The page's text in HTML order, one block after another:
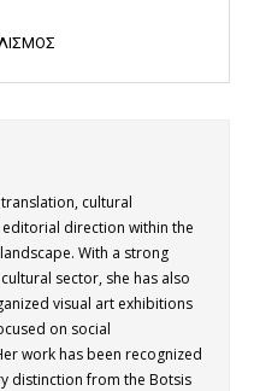
cultural
direction within the
With a strong
sector, she has also
visual art exhibitions
on social
work has been recognized
distinction from the Botsis